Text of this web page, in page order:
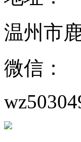
温州市
微信：